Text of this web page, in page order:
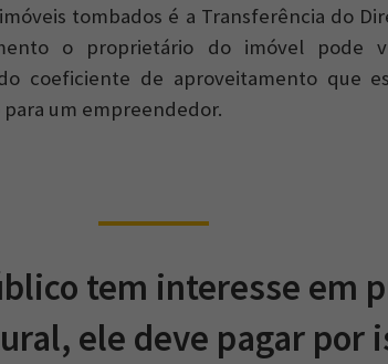
tombados é a Transferência do
o proprietário do imóvel pode
coeficiente de aproveitamento que
um empreendedor.
tem interesse em
ele deve pagar por